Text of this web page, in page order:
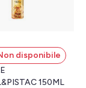
disponibile
150ML